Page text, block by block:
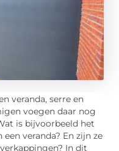
veranda, serre en
voegen daar nog
is bijvoorbeeld het
veranda? En zijn ze
In dit